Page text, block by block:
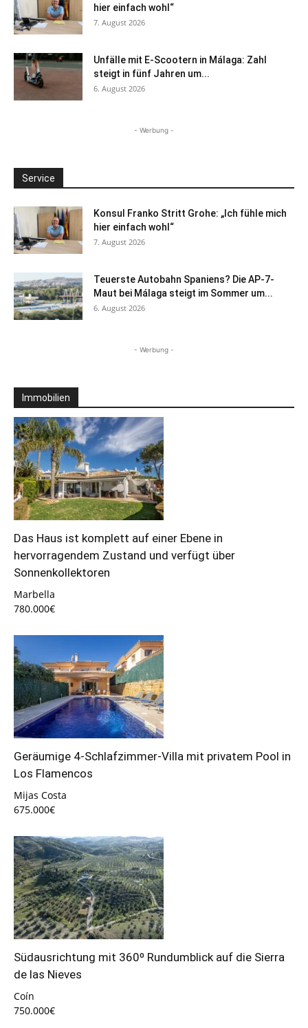
hier einfach wohl“
7. August 2026
Unfälle mit E-Scootern in Málaga: Zahl
steigt in fünf Jahren um...
6. August 2026
- Werbung -
Service
Konsul Franko Stritt Grohe: „Ich fühle mich
hier einfach wohl“
7. August 2026
Teuerste Autobahn Spaniens? Die AP-7-
Maut bei Málaga steigt im Sommer um...
6. August 2026
- Werbung -
Immobilien
Das Haus ist komplett auf einer Ebene in
hervorragendem Zustand und verfügt über
Sonnenkollektoren
Marbella
780.000€
Geräumige 4-Schlafzimmer-Villa mit privatem Pool in
Los Flamencos
Mijas Costa
675.000€
Südausrichtung mit 360º Rundumblick auf die Sierra
de las Nieves
Coín
750.000€